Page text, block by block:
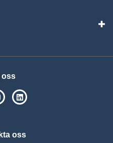
oss
på Facebook
SPSM på Instagram
oss